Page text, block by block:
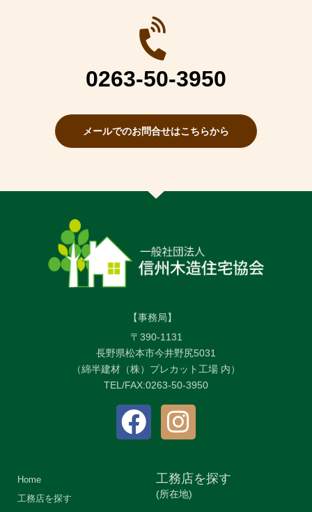
0263-50-3950
メールでのお問合せはこちらから
【事務局】
〒390-1131
長野県松本市今井野尻5031
（綿半建材（株）プレカット工場 内）
TEL/FAX:0263-50-3950
Home
工務店を探す
工務店を探す
(所在地)